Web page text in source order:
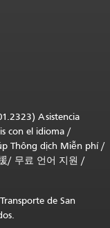
Asistencia
con el idioma /
Thông dịch Miễn phí/
/ 무료 언어 지원 /
de San